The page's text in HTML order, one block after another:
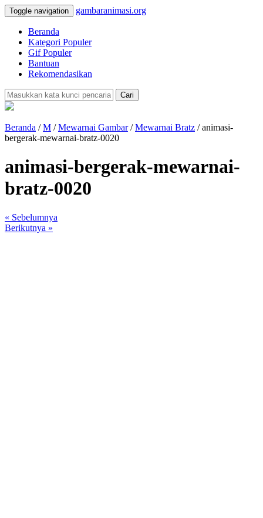
Toggle navigation gambaranimasi.org
Beranda
Kategori Populer
Gif Populer
Bantuan
Rekomendasikan
Cari
Beranda /M /Mewarnai Gambar/Mewarnai Bratz / animasi-
bergerak-mewarnai-bratz-0020
animasi-bergerak-mewarnai-
bratz-0020
« Sebelumnya
Berikutnya »